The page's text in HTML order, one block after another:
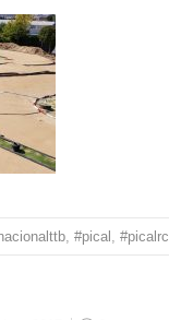
, #pical #picalrc